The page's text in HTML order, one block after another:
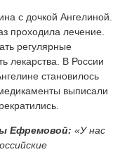
с дочкой Ангелиной.
проходила лечение.
регулярные
лекарства. В России
становилось
выписали
Ефремовой: «У нас